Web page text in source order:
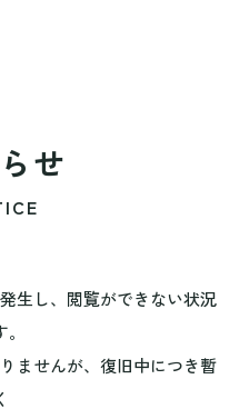
せ
生し、閲覧ができない状況
ませんが、復旧中につき暫